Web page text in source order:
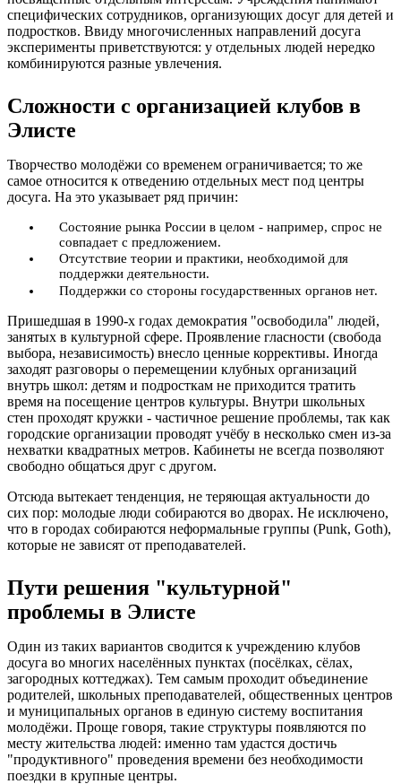
специфических сотрудников, организующих досуг для детей и
подростков. Ввиду многочисленных направлений досуга
эксперименты приветствуются: у отдельных людей нередко
комбинируются разные увлечения.
Сложности с организацией клубов в
Элисте
Творчество молодёжи со временем ограничивается; то же
самое относится к отведению отдельных мест под центры
досуга. На это указывает ряд причин:
Состояние рынка России в целом - например, спрос не
совпадает с предложением.
Отсутствие теории и практики, необходимой для
поддержки деятельности.
Поддержки со стороны государственных органов нет.
Пришедшая в 1990-х годах демократия "освободила" людей,
занятых в культурной сфере. Проявление гласности (свобода
выбора, независимость) внесло ценные коррективы. Иногда
заходят разговоры о перемещении клубных организаций
внутрь школ: детям и подросткам не приходится тратить
время на посещение центров культуры. Внутри школьных
стен проходят кружки - частичное решение проблемы, так как
городские организации проводят учёбу в несколько смен из-за
нехватки квадратных метров. Кабинеты не всегда позволяют
свободно общаться друг с другом.
Отсюда вытекает тенденция, не теряющая актуальности до
сих пор: молодые люди собираются во дворах. Не исключено,
что в городах собираются неформальные группы (Punk, Goth),
которые не зависят от преподавателей.
Пути решения "культурной"
проблемы в Элисте
Один из таких вариантов сводится к учреждению клубов
досуга во многих населённых пунктах (посёлках, сёлах,
загородных коттеджах). Тем самым проходит объединение
родителей, школьных преподавателей, общественных центров
и муниципальных органов в единую систему воспитания
молодёжи. Проще говоря, такие структуры появляются по
месту жительства людей: именно там удастся достичь
"продуктивного" проведения времени без необходимости
поездки в крупные центры.